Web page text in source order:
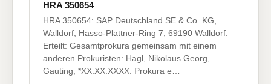
HRA 350654
HRA 350654: SAP Deutschland SE & Co. KG,
Walldorf, Hasso-Plattner-Ring 7, 69190 Walldorf.
Erteilt: Gesamtprokura gemeinsam mit einem
anderen Prokuristen: Hagl, Nikolaus Georg,
Gauting, *XX.XX.XXXX. Prokura e…